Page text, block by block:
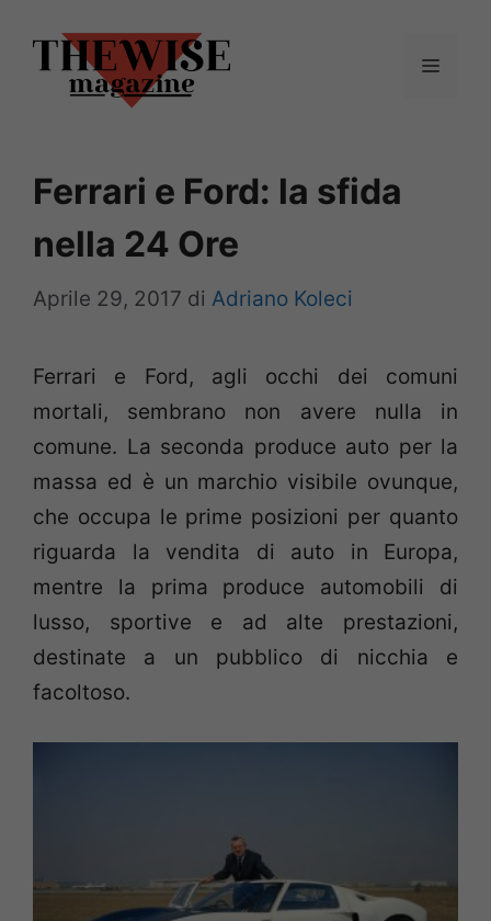
contenuto
Menu
Ferrari e Ford: la sfida
nella 24 Ore
Aprile 29, 2017 di Adriano Koleci
Ferrari e Ford, agli occhi dei comuni
mortali, sembrano non avere nulla in
comune. La seconda produce auto per la
massa ed è un marchio visibile ovunque,
che occupa le prime posizioni per quanto
riguarda la vendita di auto in Europa,
mentre la prima produce automobili di
lusso, sportive e ad alte prestazioni,
destinate a un pubblico di nicchia e
facoltoso.